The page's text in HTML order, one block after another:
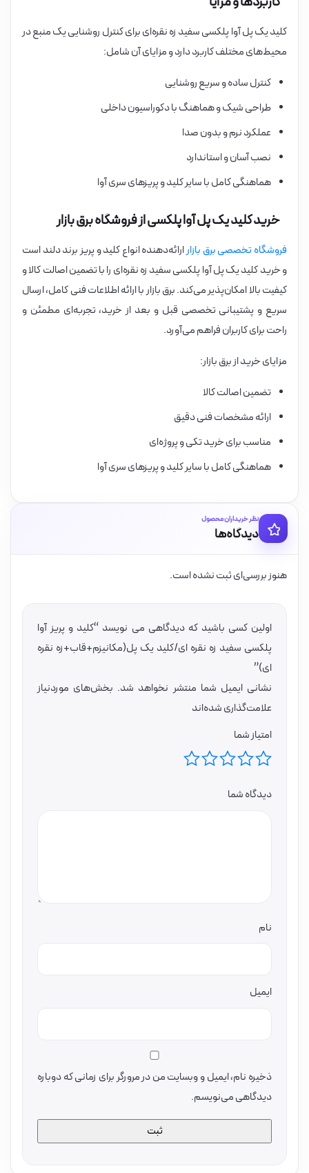
کلید یک پل آوا پلکسی سفید زه نقره‌ای برای کنترل روشنایی یک منبع در
محیط‌های مختلف کاربرد دارد و مزایای آن شامل:
کنترل ساده و سریع روشنایی
طراحی شیک و هماهنگ با دکوراسیون داخلی
عملکرد نرم و بدون صدا
نصب آسان و استاندارد
هماهنگی کامل با سایر کلید و پریزهای سری آوا
خرید کلید یک پل آوا پلکسی از فروشگاه برق بازار
فروشگاه تخصصی برق بازارارائه‌دهنده انواع کلید و پریز برند دلند است
و خرید کلید یک پل آوا پلکسی سفید زه نقره‌ای را با تضمین اصالت کالا و
کیفیت بالا امکان‌پذیر می‌کند. برق بازار با ارائه اطلاعات فنی کامل، ارسال
سریع و پشتیبانی تخصصی قبل و بعد از خرید، تجربه‌ای مطمئن و
راحت برای کاربران فراهم می‌آورد.
مزایای خرید از برق بازار:
تضمین اصالت کالا
ارائه مشخصات فنی دقیق
مناسب برای خرید تکی و پروژه‌ای
هماهنگی کامل با سایر کلید و پریزهای سری آوا
نظر خریداران محصول
دیدگاه‌ها
هنوز بررسی‌ای ثبت نشده است.
اولین کسی باشید که دیدگاهی می نویسد “کلید و پریز آوا
پلکسی سفید زه نقره ای/کلید یک پل(مکانیزم+قاب+زه نقره
ای)”
نشانی ایمیل شما منتشر نخواهد شد. بخش‌های موردنیاز
علامت‌گذاری شده‌اند
امتیاز شما
دیدگاه شما
نام
ایمیل
ذخیره نام، ایمیل و وبسایت من در مرورگر برای زمانی که دوباره
دیدگاهی می‌نویسم.